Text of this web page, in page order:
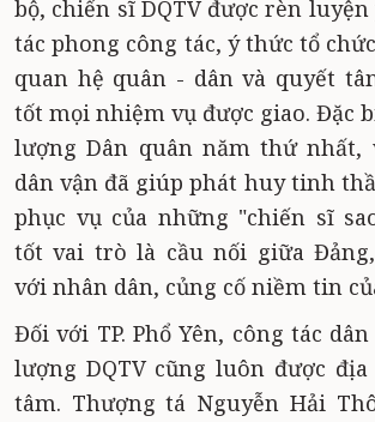
bộ, chiến sĩ DQTV được rèn
tác phong công tác, ý thức tổ
quan hệ quân - dân và quyết
tốt mọi nhiệm vụ được giao. Đặc
lượng Dân quân năm thứ nhất,
dân vận đã giúp phát huy tinh
phục vụ của những "chiến sĩ
tốt vai trò là cầu nối giữa
với nhân dân, củng cố niềm tin
Đối với TP. Phổ Yên, công tác
lượng DQTV cũng luôn được
tâm. Thượng tá Nguyễn Hải